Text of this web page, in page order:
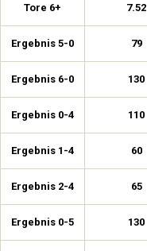
Tore 6+ 7.52
Ergebnis 5-0 79
Ergebnis 6-0 130
Ergebnis 0-4 110
Ergebnis 1-4 60
Ergebnis 2-4 65
Ergebnis 0-5 130